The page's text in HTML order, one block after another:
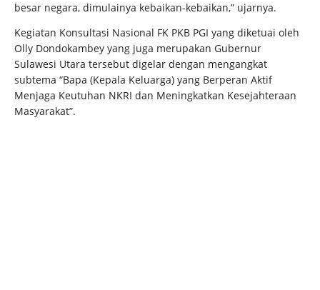
besar negara, dimulainya kebaikan-kebaikan,” ujarnya.
Kegiatan Konsultasi Nasional FK PKB PGI yang diketuai oleh
Olly Dondokambey yang juga merupakan Gubernur
Sulawesi Utara tersebut digelar dengan mengangkat
subtema “Bapa (Kepala Keluarga) yang Berperan Aktif
Menjaga Keutuhan NKRI dan Meningkatkan Kesejahteraan
Masyarakat”.